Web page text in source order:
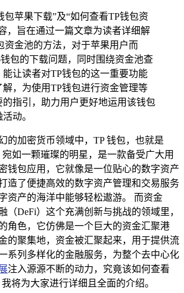
包苹果下载”及“如何查看TP钱包资
，旨在通过一篇文章为读者详细解
资金池的方法，对于苹果用户而
包的下载问题，同时围绕资金池查
让读者对TP钱包的这一重要功能
，为使用TP钱包进行资金管理等
的指引，助力用户更好地运用该钱包
动。
的加密货币领域中，TP 钱包，也就是
宛如一颗璀璨的明星，是一款备受广大用
钱包应用，它就像是一位贴心的数字资产
造了便捷高效的数字资产管理和交易服务
资产的海洋中能够轻松遨游。 而资金
（DeFi）这个充满创新与挑战的领域里，
角色，它仿佛是一个巨大的资金汇聚港
的聚集地，资金被汇聚起来，用于提供流
系列多样化的金融服务，为整个去中心化
注入源源不断的动力，究竟该如何查看
将为大家进行详细且全面的介绍。